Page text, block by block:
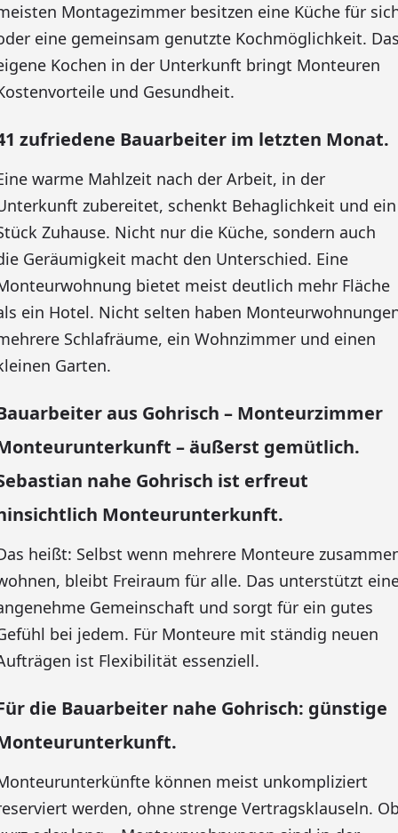
Montagezimmer besitzen eine Küche für
eine gemeinsam genutzte Kochmöglichkeit.
Kochen in der Unterkunft bringt Monteuren
und Gesundheit.
zufriedene Bauarbeiter im letzten Monat.
warme Mahlzeit nach der Arbeit, in der
zubereitet, schenkt Behaglichkeit und ein
Zuhause. Nicht nur die Küche, sondern auch
Geräumigkeit macht den Unterschied. Eine
bietet meist deutlich mehr Fläche
ein Hotel. Nicht selten haben
Schlafräume, ein Wohnzimmer und einen
Garten.
aus Gohrisch – Monteurzimmer
– äußerst gemütlich.
nahe Gohrisch ist erfreut
Monteurunterkunft.
heißt: Selbst wenn mehrere Monteure
bleibt Freiraum für alle. Das unterstützt
Gemeinschaft und sorgt für ein gutes
bei jedem. Für Monteure mit ständig neuen
ist Flexibilität essenziell.
die Bauarbeiter nahe Gohrisch: günstige
können meist unkompliziert
werden, ohne strenge Vertragsklauseln.